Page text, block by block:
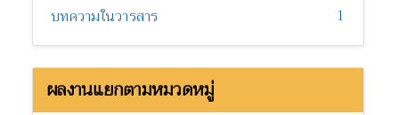
บทความในวารสาร
1
ผลงานแยกตามหมวดหมู่